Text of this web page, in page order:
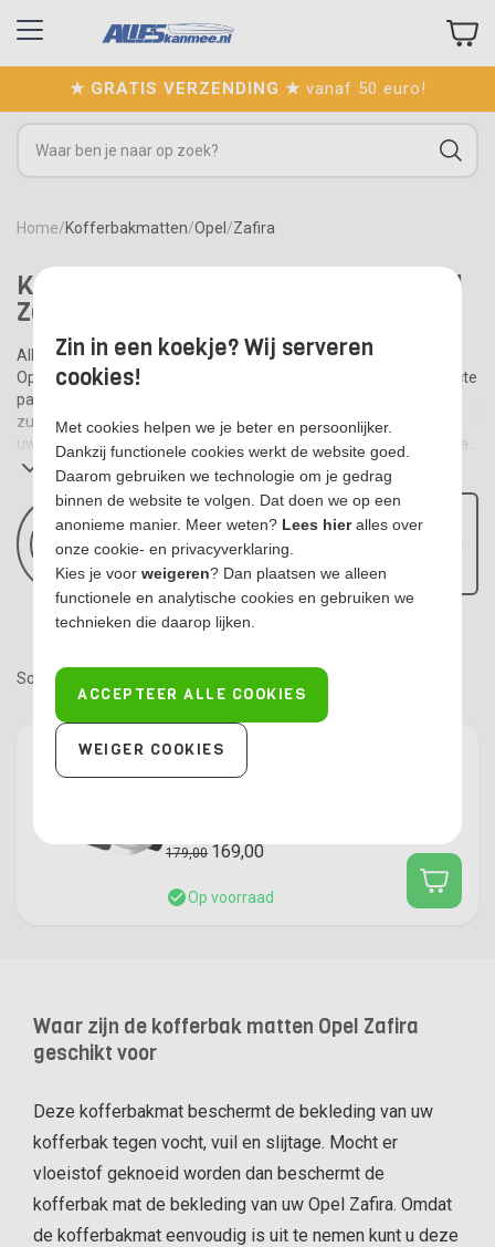
★ GRATIS VERZENDING ★vanaf 50 euro!
Home/Kofferbakmatten/Opel /Zafira
Koop Kofferbak matten voor uw Opel
Zafira op Alleskanmee.nl
Alle kofferbakmatten zijn specifiek op maat gemaakt voor uw
Opel Zafira. Hierdoor hebben deze kofferbak matten een perfecte
pasvorm. Dankzij de goede kwaliteit, anti slip en ruwe toplaag
zullen de spullen minder snel door de hele kofferbak vliegen van
uw Opel Zafira. Bescherm je kofferbak met een specifiek op maat
kofferbakmat van Alleskanmee.nl Wij hebben voor de
Opel Astra Opel Crossland
Opel
Grandland,Opel Insignia ,Opel Karl, Opel Meriva, Opel Mokka
Omega,Opel Signum,Opel Vectra,Opel Zafirakofferbakmatten
die wij vanuit ons eigen magazijn leveren.
Verder lezen
Advies nodig?
Onze experts staan voor je klaar van 9.00-12.00
uur, bel nu op:073-6909798
Sorteer op:
Azuga kofferbakmat Opel Zafira
Tourer vanaf 2012
179,00 169,00
Op voorraad
Waar zijn de kofferbak matten Opel Zafira
geschikt voor
Deze kofferbakmat beschermt de bekleding van uw
kofferbak tegen vocht, vuil en slijtage. Mocht er
vloeistof geknoeid worden dan beschermt de
kofferbak mat de bekleding van uw Opel Zafira. Omdat
de kofferbakmat eenvoudig is uit te nemen kunt u deze
Zin in een koekje? Wij serveren
cookies!
Met cookies helpen we je beter en persoonlijker.
Dankzij functionele cookies werkt de website goed.
Daarom gebruiken we technologie om je gedrag
binnen de website te volgen. Dat doen we op een
anonieme manier. Meer weten? Lees hier alles over
onze cookie- en privacyverklaring.
Kies je voor weigeren? Dan plaatsen we alleen
functionele en analytische cookies en gebruiken we
technieken die daarop lijken.
ACCEPTEER ALLE COOKIES
WEIGER COOKIES